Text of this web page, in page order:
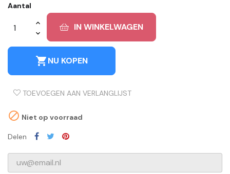
Aantal
IN WINKELWAGEN
shopping_cartNU KOPEN
TOEVOEGEN AAN VERLANGLIJST
 Niet op voorraad
Delen